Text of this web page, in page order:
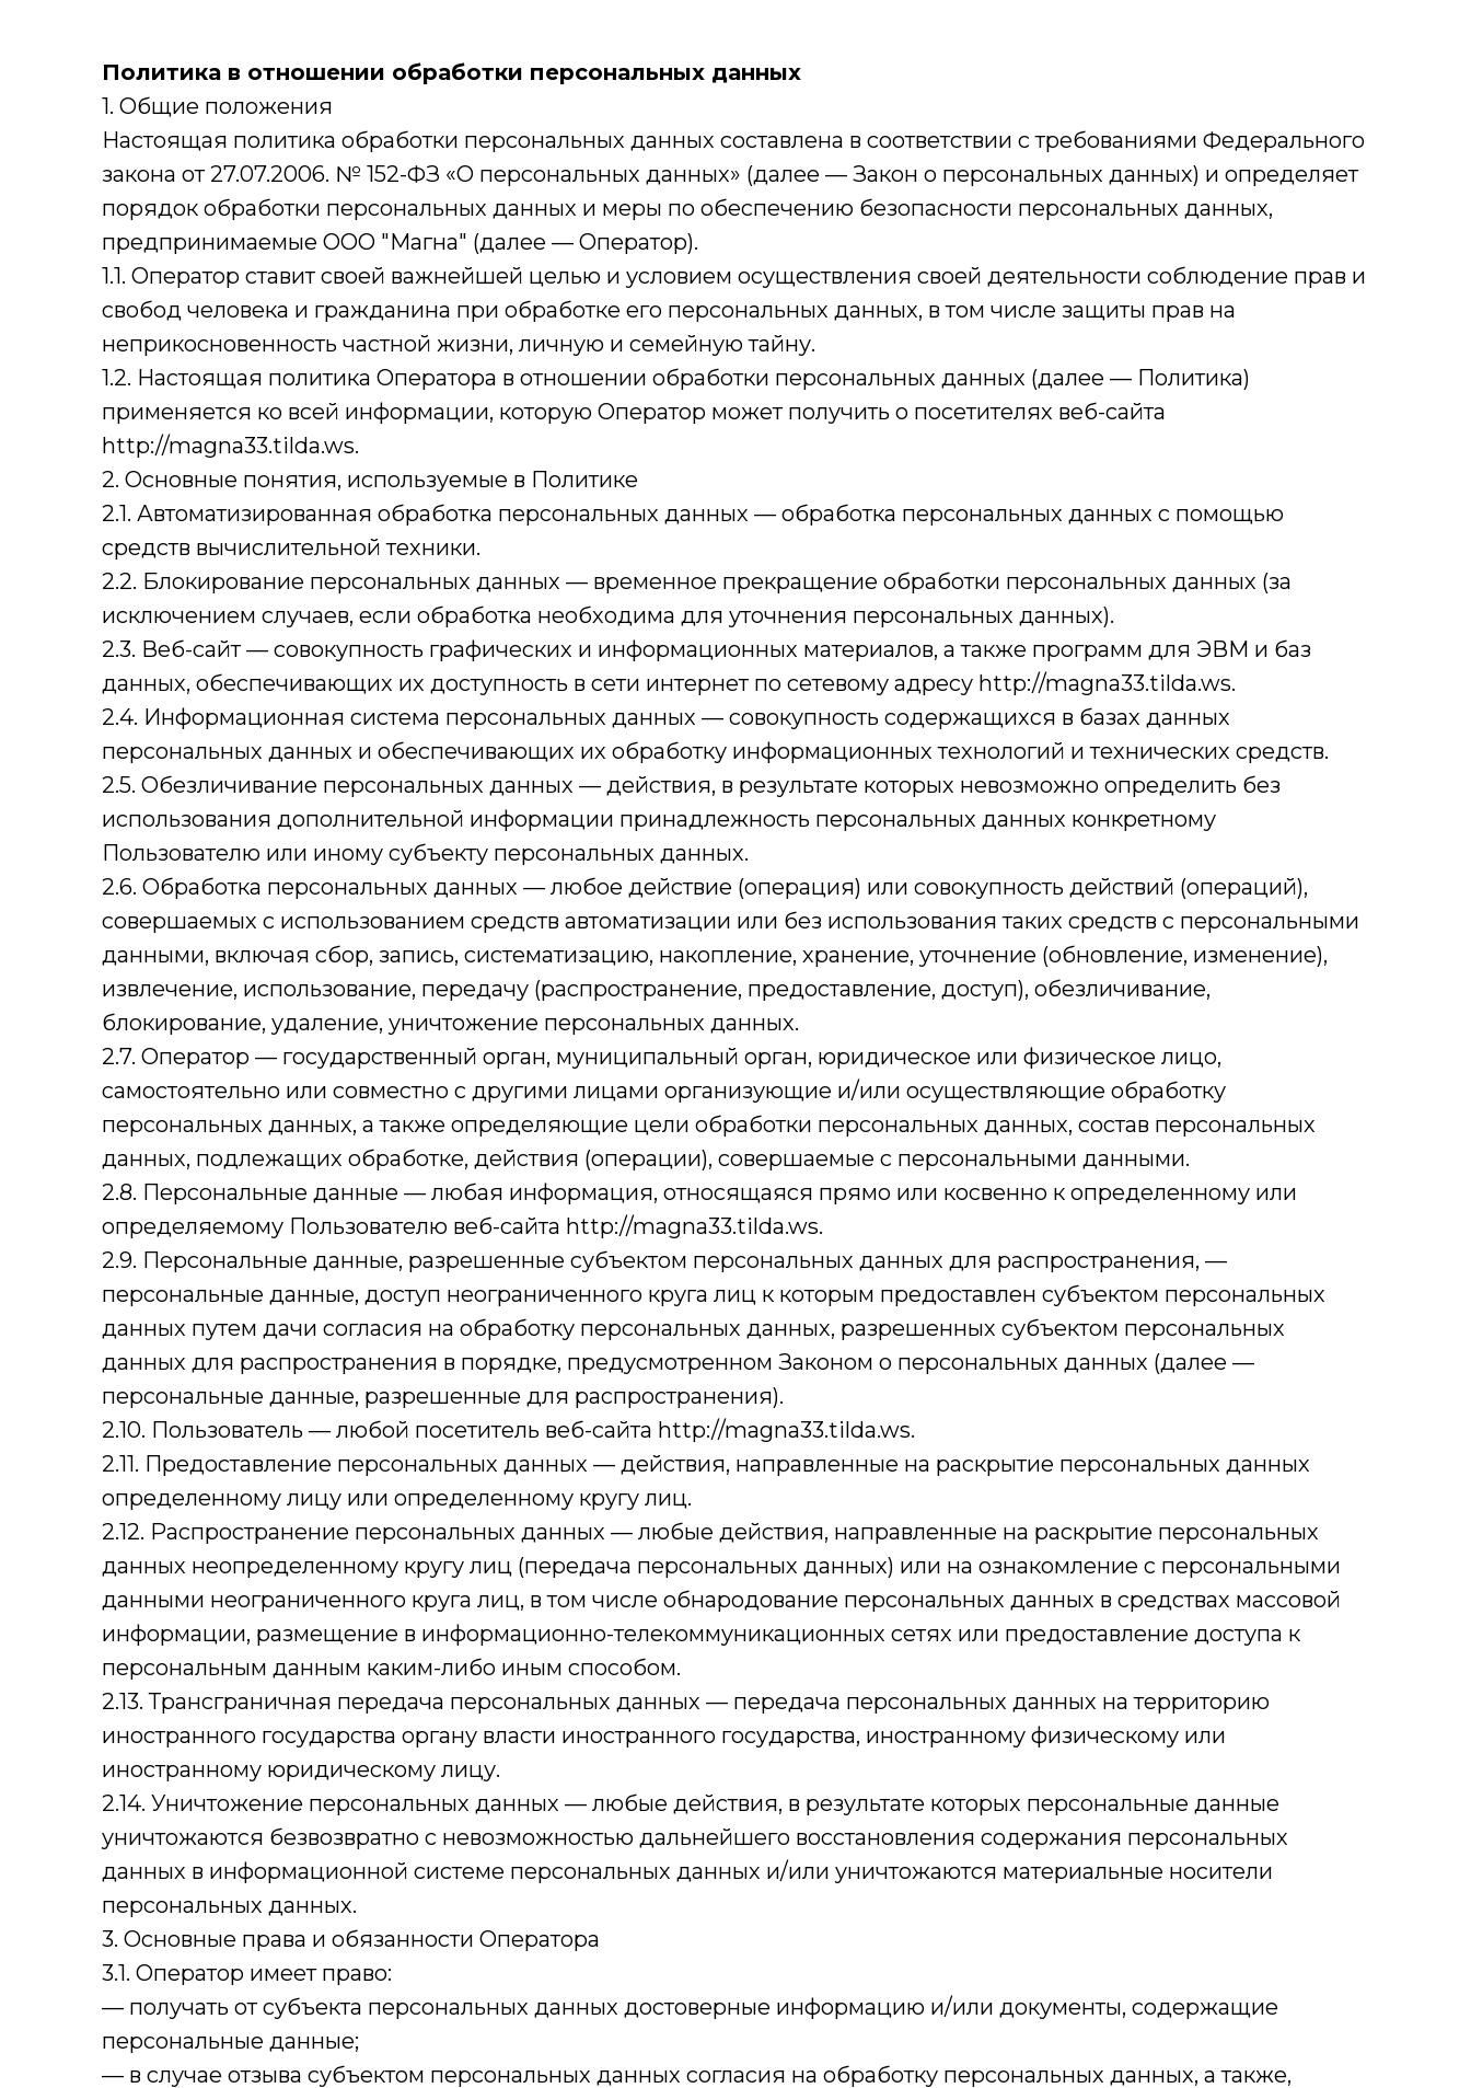
Политика в отношении обработки персональных данных
1. Общие положения
Настоящая политика обработки персональных данных составлена в соответствии с требованиями Федерального
закона от 27.07.2006. № 152-ФЗ «О персональных данных» (далее — Закон о персональных данных) и определяет
порядок обработки персональных данных и меры по обеспечению безопасности персональных данных,
предпринимаемые ООО "Магна" (далее — Оператор).
1.1. Оператор ставит своей важнейшей целью и условием осуществления своей деятельности соблюдение прав и
свобод человека и гражданина при обработке его персональных данных, в том числе защиты прав на
неприкосновенность частной жизни, личную и семейную тайну.
1.2. Настоящая политика Оператора в отношении обработки персональных данных (далее — Политика)
применяется ко всей информации, которую Оператор может получить о посетителях веб-сайта
http://magna33.tilda.ws.
2. Основные понятия, используемые в Политике
2.1. Автоматизированная обработка персональных данных — обработка персональных данных с помощью
средств вычислительной техники.
2.2. Блокирование персональных данных — временное прекращение обработки персональных данных (за
исключением случаев, если обработка необходима для уточнения персональных данных).
2.3. Веб-сайт — совокупность графических и информационных материалов, а также программ для ЭВМ и баз
данных, обеспечивающих их доступность в сети интернет по сетевому адресу http://magna33.tilda.ws.
2.4. Информационная система персональных данных — совокупность содержащихся в базах данных
персональных данных и обеспечивающих их обработку информационных технологий и технических средств.
2.5. Обезличивание персональных данных — действия, в результате которых невозможно определить без
использования дополнительной информации принадлежность персональных данных конкретному
Пользователю или иному субъекту персональных данных.
2.6. Обработка персональных данных — любое действие (операция) или совокупность действий (операций),
совершаемых с использованием средств автоматизации или без использования таких средств с персональными
данными, включая сбор, запись, систематизацию, накопление, хранение, уточнение (обновление, изменение),
извлечение, использование, передачу (распространение, предоставление, доступ), обезличивание,
блокирование, удаление, уничтожение персональных данных.
2.7. Оператор — государственный орган, муниципальный орган, юридическое или физическое лицо,
самостоятельно или совместно с другими лицами организующие и/или осуществляющие обработку
персональных данных, а также определяющие цели обработки персональных данных, состав персональных
данных, подлежащих обработке, действия (операции), совершаемые с персональными данными.
2.8. Персональные данные — любая информация, относящаяся прямо или косвенно к определенному или
определяемому Пользователю веб-сайта http://magna33.tilda.ws.
2.9. Персональные данные, разрешенные субъектом персональных данных для распространения, —
персональные данные, доступ неограниченного круга лиц к которым предоставлен субъектом персональных
данных путем дачи согласия на обработку персональных данных, разрешенных субъектом персональных
данных для распространения в порядке, предусмотренном Законом о персональных данных (далее —
персональные данные, разрешенные для распространения).
2.10. Пользователь — любой посетитель веб-сайта http://magna33.tilda.ws.
2.11. Предоставление персональных данных — действия, направленные на раскрытие персональных данных
определенному лицу или определенному кругу лиц.
2.12. Распространение персональных данных — любые действия, направленные на раскрытие персональных
данных неопределенному кругу лиц (передача персональных данных) или на ознакомление с персональными
данными неограниченного круга лиц, в том числе обнародование персональных данных в средствах массовой
информации, размещение в информационно-телекоммуникационных сетях или предоставление доступа к
персональным данным каким-либо иным способом.
2.13. Трансграничная передача персональных данных — передача персональных данных на территорию
иностранного государства органу власти иностранного государства, иностранному физическому или
иностранному юридическому лицу.
2.14. Уничтожение персональных данных — любые действия, в результате которых персональные данные
уничтожаются безвозвратно с невозможностью дальнейшего восстановления содержания персональных
данных в информационной системе персональных данных и/или уничтожаются материальные носители
персональных данных.
3. Основные права и обязанности Оператора
3.1. Оператор имеет право:
— получать от субъекта персональных данных достоверные информацию и/или документы, содержащие
персональные данные;
— в случае отзыва субъектом персональных данных согласия на обработку персональных данных, а также,